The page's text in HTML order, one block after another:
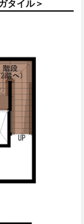
タイル＞